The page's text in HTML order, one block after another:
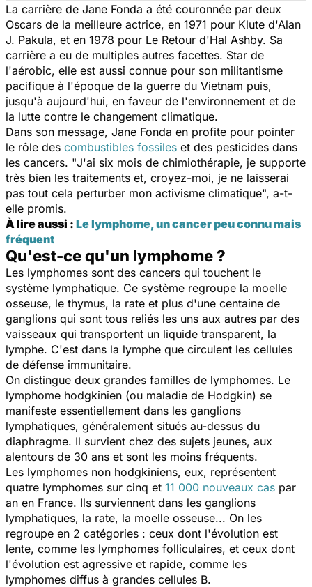
La carrière de Jane Fonda a été couronnée par deux
Oscars de la meilleure actrice, en 1971 pour Klute d'Alan
J. Pakula, et en 1978 pour Le Retour d'Hal Ashby. Sa
carrière a eu de multiples autres facettes. Star de
l'aérobic, elle est aussi connue pour son militantisme
pacifique à l'époque de la guerre du Vietnam puis,
jusqu'à aujourd'hui, en faveur de l'environnement et de
la lutte contre le changement climatique.
Dans son message, Jane Fonda en profite pour pointer
le rôle des combustibles fossiles et des pesticides dans
les cancers. "J'ai six mois de chimiothérapie, je supporte
très bien les traitements et, croyez-moi, je ne laisserai
pas tout cela perturber mon activisme climatique", a-t-
elle promis.
À lire aussi : Le lymphome, un cancer peu connu mais
fréquent
Qu'est-ce qu'un lymphome ?
Les lymphomes sont des cancers qui touchent le
système lymphatique. Ce système regroupe la moelle
osseuse, le thymus, la rate et plus d'une centaine de
ganglions qui sont tous reliés les uns aux autres par des
vaisseaux qui transportent un liquide transparent, la
lymphe. C'est dans la lymphe que circulent les cellules
de défense immunitaire.
On distingue deux grandes familles de lymphomes. Le
lymphome hodgkinien (ou maladie de Hodgkin) se
manifeste essentiellement dans les ganglions
lymphatiques, généralement situés au-dessus du
diaphragme. Il survient chez des sujets jeunes, aux
alentours de 30 ans et sont les moins fréquents.
Les lymphomes non hodgkiniens, eux, représentent
quatre lymphomes sur cinq et 11 000 nouveaux cas par
an en France. Ils surviennent dans les ganglions
lymphatiques, la rate, la moelle osseuse... On les
regroupe en 2 catégories : ceux dont l'évolution est
lente, comme les lymphomes folliculaires, et ceux dont
l'évolution est agressive et rapide, comme les
lymphomes diffus à grandes cellules B.